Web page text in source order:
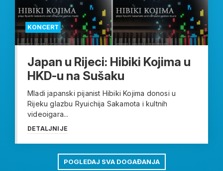
KONCERT
Japan u Rijeci: Hibiki Kojima u
HKD-u na Sušaku
Mladi japanski pijanist Hibiki Kojima donosi u
Rijeku glazbu Ryuichija Sakamota i kultnih
videoigara...
DETALJNIJE
POGLEDAJ SVA DOGAĐANJA